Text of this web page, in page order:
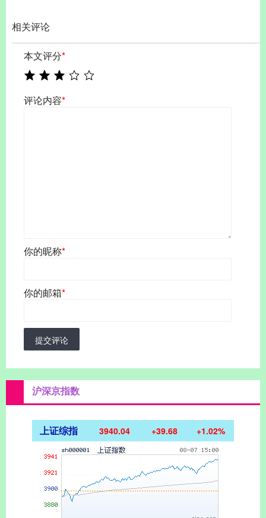
相关评论
本文评分*
评论内容*
你的昵称*
你的邮箱*
提交评论
沪深京指数
上证综指 3940.04 +39.68 +1.02%